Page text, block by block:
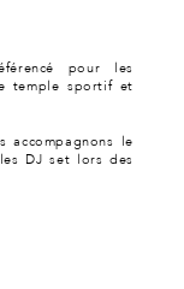
pour les
temple sportif et
accompagnons le
DJ set lors des